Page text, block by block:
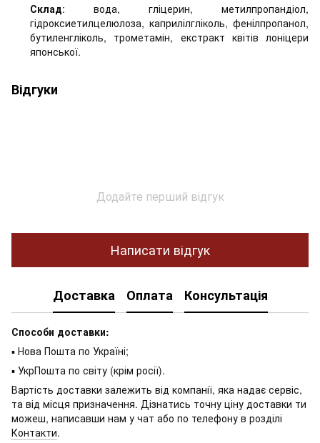
Склад: вода, гліцерин, метилпропандіол,
гідроксиетилцелюлоза, каприлілгліколь, фенілпропанол,
бутиленгліколь, трометамін, екстракт квітів лоніцери
японської.
Відгуки
Додайте перший відгук
Написати відгук
Доставка Оплата Консультація
Способи доставки:
▪ Нова Пошта по Україні;
▪ УкрПошта по світу (крім росії).
Вартість доставки залежить від компанії, яка надає сервіс,
та від місця призначення. Дізнатись точну ціну доставки ти
можеш, написавши нам у чат або по телефону в розділі
Контакти.